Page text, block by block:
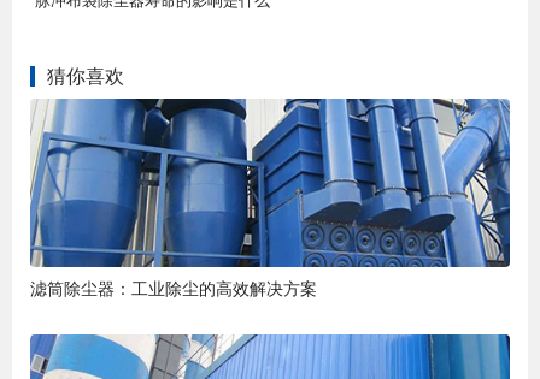
猜你喜欢
滤筒除尘器：工业除尘的高效解决方案